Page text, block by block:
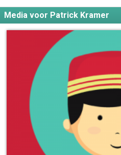
Media voor Patrick Kramer